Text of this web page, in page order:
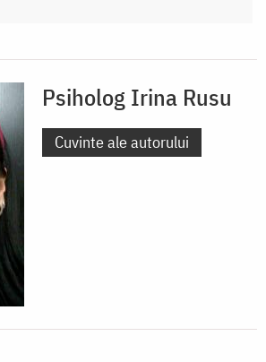
Psiholog Irina Rusu
Cuvinte ale autorului